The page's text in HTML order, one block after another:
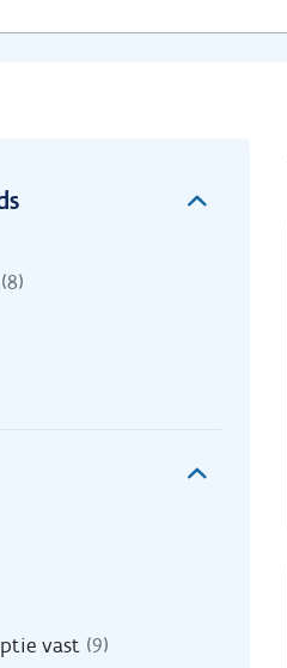
(8)
vast (9)